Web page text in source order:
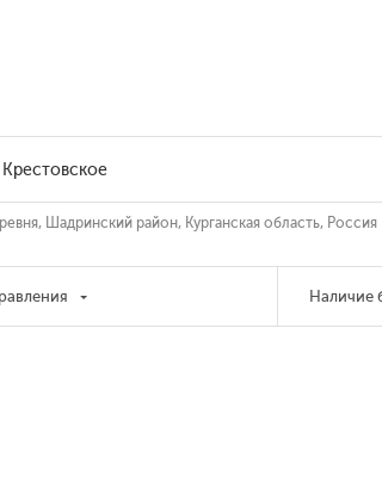
Шадринский район, Курганская область, Россия
Наличие